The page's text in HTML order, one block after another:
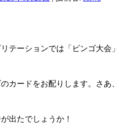
テーションでは「ビンゴ大会」
カードをお配りします。さあ
出たでしょうか！